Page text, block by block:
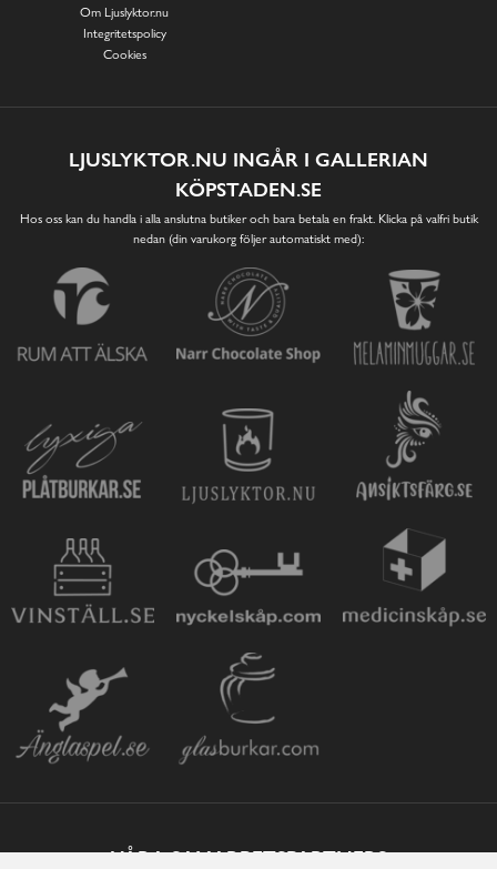
Om Ljuslyktor.nu
Integritetspolicy
Cookies
LJUSLYKTOR.NU INGÅR I GALLERIAN
KÖPSTADEN.SE
Hos oss kan du handla i alla anslutna butiker och bara betala en frakt. Klicka på valfri butik
nedan (din varukorg följer automatiskt med):
VÅRA SAMARBETSPARTNERS